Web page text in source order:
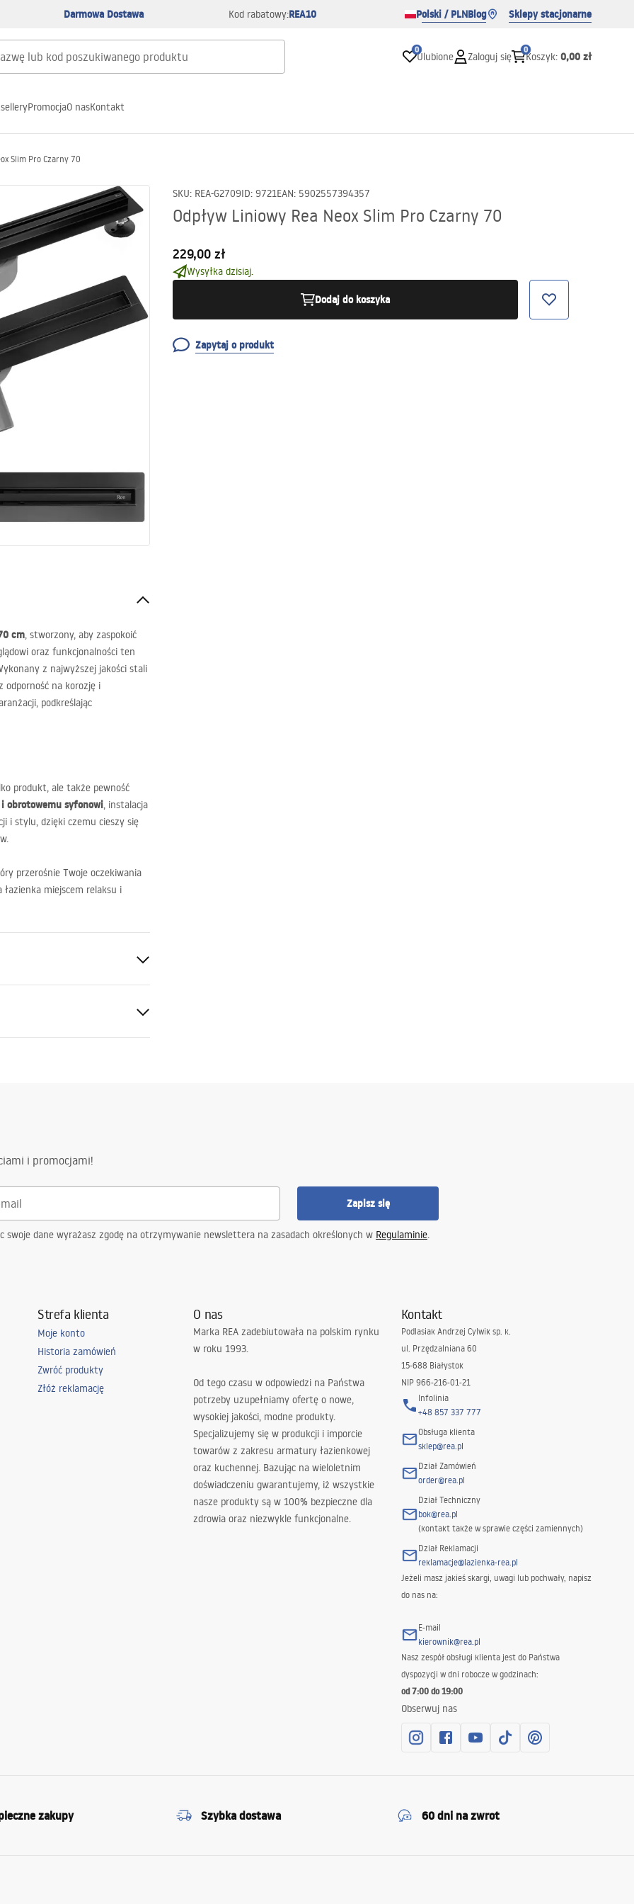
Darmowa Dostawa Kod rabatowy:REA10 Polski / PLNBlog Sklepy stacjonarne
0
Ulubione Zaloguj się
0
Koszyk: 0,00 zł
PromocjaO nasKontakt
Slim Pro Czarny 70
SKU: REA-G2709ID: 9721EAN: 5902557394357
Odpływ Liniowy Rea Neox Slim Pro Czarny 70
229,00 zł
Wysyłka dzisiaj.
Dodaj do koszyka
Zapytaj o produkt
cm, stworzony, aby zaspokoić
oraz funkcjonalności ten
z najwyższej jakości stali
odporność na korozję i
podkreślając
produkt, ale także pewność
obrotowemu syfonowi, instalacja
i stylu, dzięki czemu cieszy się
przerośnie Twoje oczekiwania
łazienka miejscem relaksu i
i promocjami!
Zapisz się
swoje dane wyrażasz zgodę na otrzymywanie newslettera na zasadach określonych w Regulaminie.
Strefa klienta
Moje konto
Historia zamówień
Zwróć produkty
Złóż reklamację
O nas
Marka REA zadebiutowała na polskim rynku
w roku 1993.
Od tego czasu w odpowiedzi na Państwa
potrzeby uzupełniamy ofertę o nowe,
wysokiej jakości, modne produkty.
Specjalizujemy się w produkcji i imporcie
towarów z zakresu armatury łazienkowej
oraz kuchennej. Bazując na wieloletnim
doświadczeniu gwarantujemy, iż wszystkie
nasze produkty są w 100% bezpieczne dla
zdrowia oraz niezwykle funkcjonalne.
Kontakt
Podlasiak Andrzej Cylwik sp. k.
ul. Przędzalniana 60
15-688 Białystok
NIP 966-216-01-21
Infolinia
+48 857 337 777
Obsługa klienta
sklep@rea.pl
Dział Zamówień
order@rea.pl
Dział Techniczny
bok@rea.pl
(kontakt także w sprawie części zamiennych)
Dział Reklamacji
reklamacje@lazienka-rea.pl
Jeżeli masz jakieś skargi, uwagi lub pochwały, napisz
do nas na:
E-mail
kierownik@rea.pl
Nasz zespół obsługi klienta jest do Państwa
dyspozycji w dni robocze w godzinach:
od 7:00 do 19:00
Obserwuj nas
zakupy Szybka dostawa 60 dni na zwrot